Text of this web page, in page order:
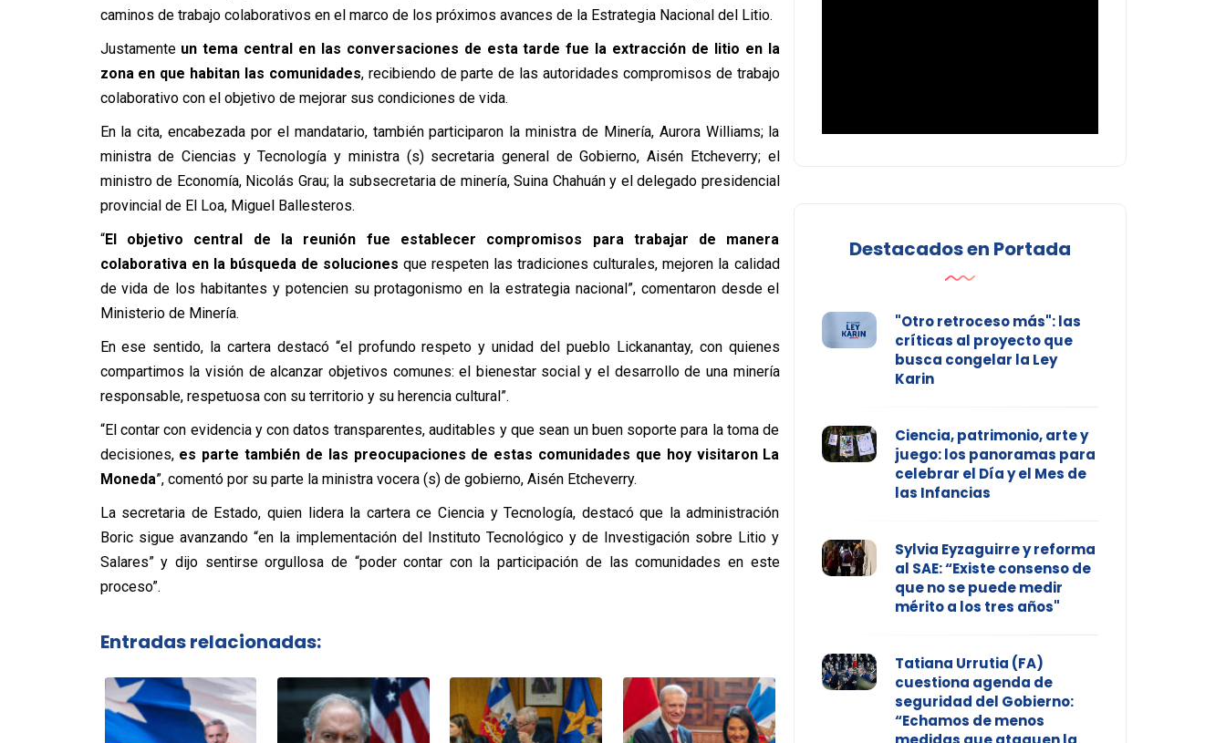
caminos de trabajo colaborativos en el marco de los próximos avances de la Estrategia Nacional del Litio.
Justamente un tema central en las conversaciones de esta tarde fue la extracción de litio en la
zona en que habitan las comunidades, recibiendo de parte de las autoridades compromisos de trabajo
colaborativo con el objetivo de mejorar sus condiciones de vida.
En la cita, encabezada por el mandatario, también participaron la ministra de Minería, Aurora Williams; la
ministra de Ciencias y Tecnología y ministra (s) secretaria general de Gobierno, Aisén Etcheverry; el
ministro de Economía, Nicolás Grau; la subsecretaria de minería, Suina Chahuán y el delegado presidencial
provincial de El Loa, Miguel Ballesteros.
“El objetivo central de la reunión fue establecer compromisos para trabajar de manera
colaborativa en la búsqueda de soluciones que respeten las tradiciones culturales, mejoren la calidad
de vida de los habitantes y potencien su protagonismo en la estrategia nacional”, comentaron desde el
Ministerio de Minería.
En ese sentido, la cartera destacó “el profundo respeto y unidad del pueblo Lickanantay, con quienes
compartimos la visión de alcanzar objetivos comunes: el bienestar social y el desarrollo de una minería
responsable, respetuosa con su territorio y su herencia cultural”.
“El contar con evidencia y con datos transparentes, auditables y que sean un buen soporte para la toma de
decisiones,es parte también de las preocupaciones de estas comunidades que hoy visitaron La
Moneda”, comentó por su parte la ministra vocera (s) de gobierno, Aisén Etcheverry.
La secretaria de Estado, quien lidera la cartera ce Ciencia y Tecnología, destacó que la administración
Boric sigue avanzando “en la implementación del Instituto Tecnológico y de Investigación sobre Litio y
Salares” y dijo sentirse orgullosa de “poder contar con la participación de las comunidades en este
proceso”.
Entradas relacionadas:
Destacados en Portada
"Otro retroceso más": las
críticas al proyecto que
busca congelar la Ley
Karin
Ciencia, patrimonio, arte y
juego: los panoramas para
celebrar el Día y el Mes de
las Infancias
Sylvia Eyzaguirre y reforma
al SAE: “Existe consenso de
que no se puede medir
mérito a los tres años"
Tatiana Urrutia (FA)
cuestiona agenda de
seguridad del Gobierno:
“Echamos de menos